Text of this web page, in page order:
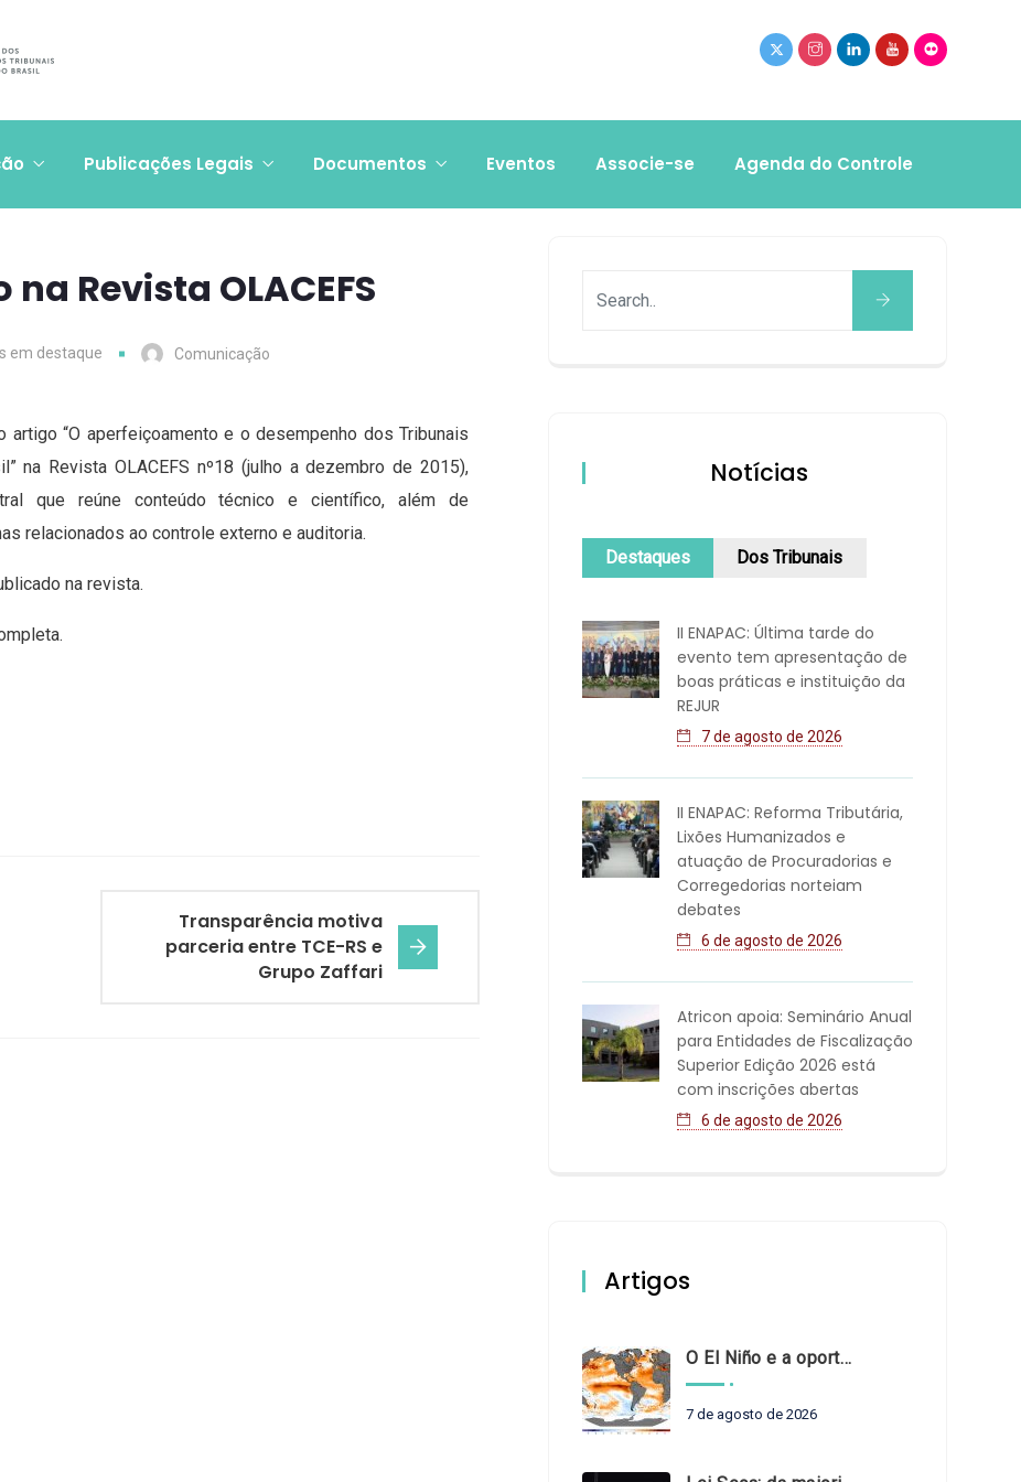
Publicações Legais Documentos Eventos Associe-se Agenda do Controle
Revista OLACEFS
em destaque Comunicação
artigo “O aperfeiçoamento e o desempenho dos Tribunais
na Revista OLACEFS nº18 (julho a dezembro de 2015),
que reúne conteúdo técnico e científico, além de
relacionados ao controle externo e auditoria.
na revista.
Transparência motiva
parceria entre TCE-RS e
Grupo Zaffari
Notícias
Destaques Dos Tribunais
II ENAPAC: Última tarde do
evento tem apresentação de
boas práticas e instituição da
REJUR
7 de agosto de 2026
II ENAPAC: Reforma Tributária,
Lixões Humanizados e
atuação de Procuradorias e
Corregedorias norteiam
debates
6 de agosto de 2026
Atricon apoia: Seminário Anual
para Entidades de Fiscalização
Superior Edição 2026 está
com inscrições abertas
6 de agosto de 2026
Artigos
O El Niño e a oportunidade de fortalecer o controle externo das políticas climáticas
7 de agosto de 2026